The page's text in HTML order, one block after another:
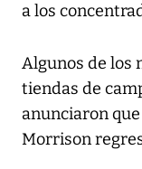
a los
Algunos de los
tiendas de
anunciaron
Morrison